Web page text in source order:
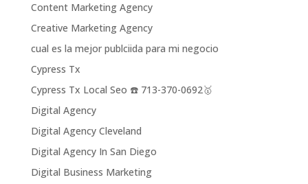
Content Marketing Agency
Creative Marketing Agency
cual es la mejor publciida para mi negocio
Cypress Tx
Cypress Tx Local Seo ☎️ 713-370-0692🥇
Digital Agency
Digital Agency Cleveland
Digital Agency In San Diego
Digital Business Marketing